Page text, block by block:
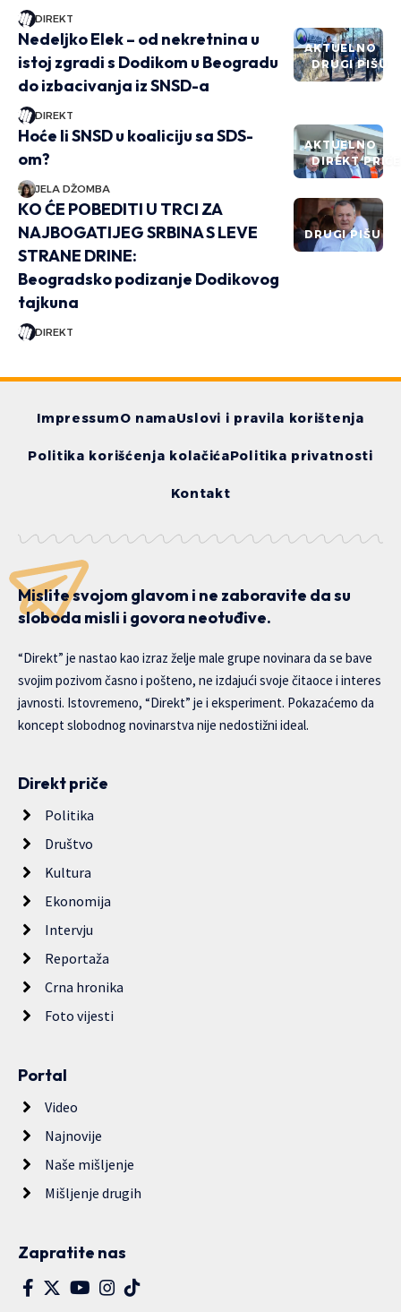
DIREKT
AKTUELNO
DRUGI PIŠU
Nedeljko Elek – od nekretnina u
istoj zgradi s Dodikom u Beogradu
do izbacivanja iz SNSD-a
DIREKT
AKTUELNO
DIREKT PRIČE
Hoće li SNSD u koaliciju sa SDS-
om?
JELA DŽOMBA
DRUGI PIŠU
KO ĆE POBEDITI U TRCI ZA
NAJBOGATIJEG SRBINA S LEVE
STRANE DRINE:
Beogradsko podizanje Dodikovog
tajkuna
DIREKT
ImpressumO namaUslovi i pravila korištenja
Politika korišćenja kolačićaPolitika privatnosti
Kontakt
Mislite svojom glavom i ne zaboravite da su
sloboda misli i govora neotuđive.
“Direkt” je nastao kao izraz želje male grupe novinara da se bave
svojim pozivom časno i pošteno, ne izdajući svoje čitaoce i interes
javnosti. Istovremeno, “Direkt” je i eksperiment. Pokazaćemo da
koncept slobodnog novinarstva nije nedostižni ideal.
Direkt priče
Politika
Društvo
Kultura
Ekonomija
Intervju
Reportaža
Crna hronika
Foto vijesti
Portal
Video
Najnovije
Naše mišljenje
Mišljenje drugih
Zapratite nas